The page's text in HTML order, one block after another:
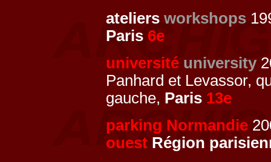
ateliers workshops
Paris 6e
université university
Panhard et Levassor,
gauche, Paris 13e
parking Normandie
ouest Région